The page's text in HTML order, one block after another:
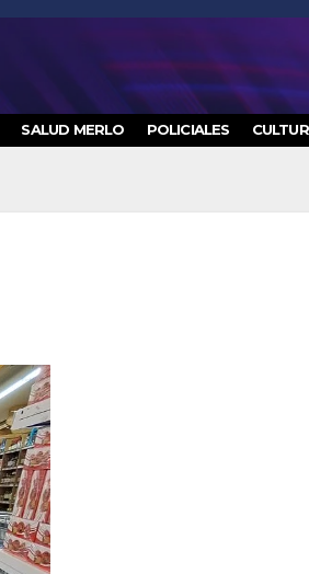
SALUD MERLO POLICIALES